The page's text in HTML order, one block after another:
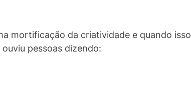
mortificação da criatividade e quando isso
pessoas dizendo: